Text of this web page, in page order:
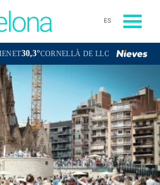
ES
CORNELLÀ DE LLOBREGAT30,8°SANT